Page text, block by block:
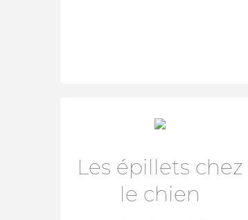
Les épillets chez
le chien